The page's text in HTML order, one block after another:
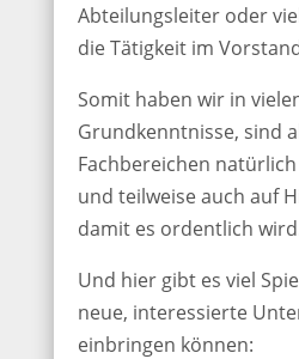
Abteilungsleiter oder
die Tätigkeit im
Somit haben wir in
Grundkenntnisse, sind
Fachbereichen
und teilweise auch auf
damit es ordentlich
Und hier gibt es viel
neue, interessierte
einbringen können: